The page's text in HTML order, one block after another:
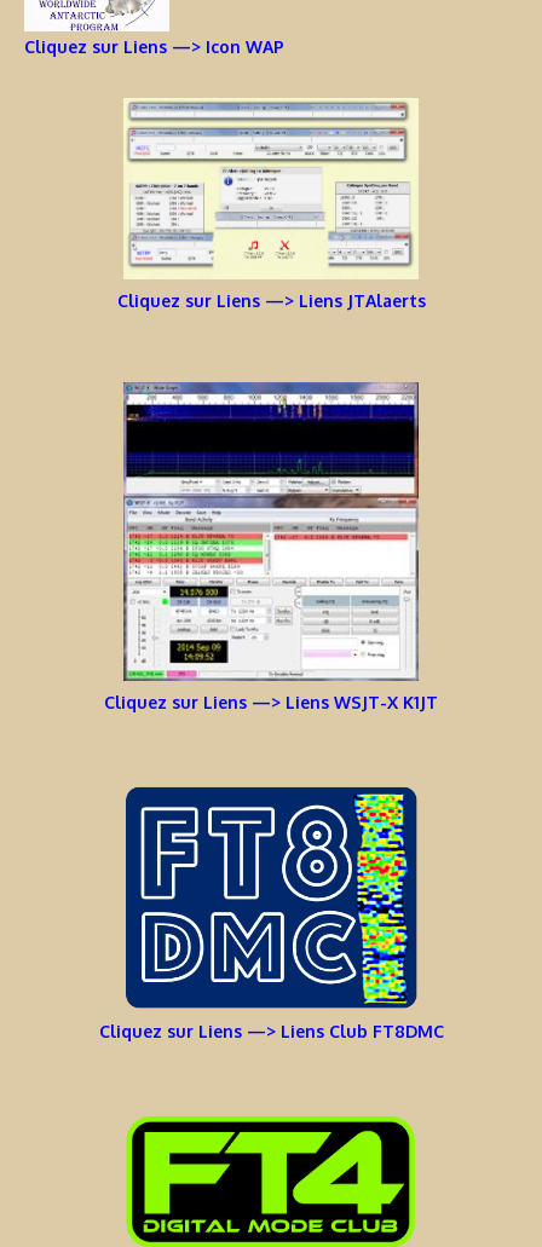
Cliquez sur Liens —> Icon WAP
Cliquez sur Liens —> Liens JTAlaerts
Cliquez sur Liens —> Liens WSJT-X K1JT
Cliquez sur Liens —> Liens Club FT8DMC